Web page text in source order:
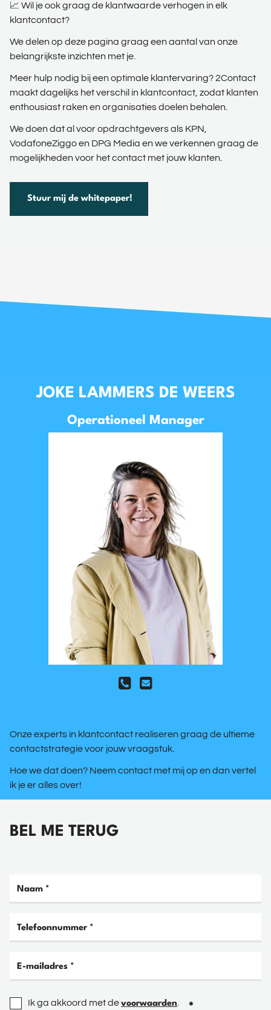
📈 Wil je ook graag de klantwaarde verhogen in elk
klantcontact?
We delen op deze pagina graag een aantal van onze
belangrijkste inzichten met je.
Meer hulp nodig bij een optimale klantervaring? 2Contact
maakt dagelijks het verschil in klantcontact, zodat klanten
enthousiast raken en organisaties doelen behalen.
We doen dat al voor opdrachtgevers als KPN,
VodafoneZiggo en DPG Media en we verkennen graag de
mogelijkheden voor het contact met jouw klanten.
Stuur mij de whitepaper!
JOKE LAMMERS DE WEERS
Operationeel Manager
Onze experts in klantcontact realiseren graag de ultieme
contactstrategie voor jouw vraagstuk.
Hoe we dat doen? Neem contact met mij op en dan vertel
ik je er alles over!
BEL ME TERUG
Ik ga akkoord met de voorwaarden